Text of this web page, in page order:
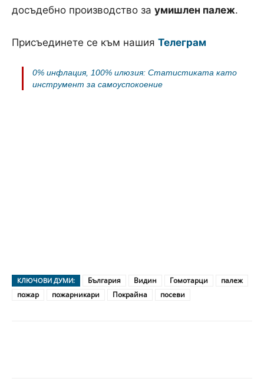
досъдебно производство за умишлен палеж.
Присъединете се към нашия Телеграм
0% инфлация, 100% илюзия: Статистиката като
инструмент за самоуспокоение
КЛЮЧОВИ ДУМИ: България Видин Гомотарци
палеж
пожар
пожарникари Покрайна посеви